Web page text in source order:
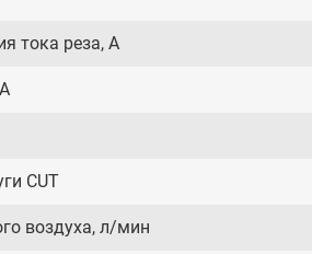
тока реза, А
CUT
воздуха, л/мин